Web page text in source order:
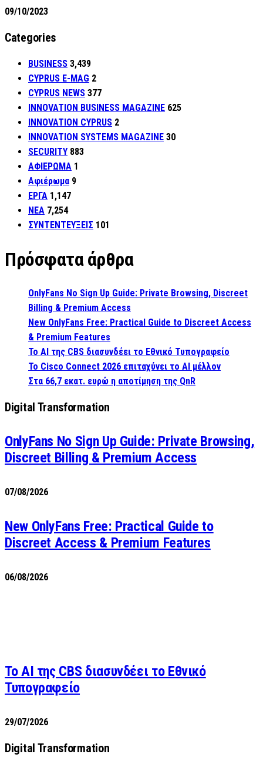
09/10/2023
Categories
BUSINESS 3,439
CYPRUS E-MAG 2
CYPRUS NEWS 377
INNOVATION BUSINESS MAGAZINE 625
INNOVATION CYPRUS 2
INNOVATION SYSTEMS MAGAZINE 30
SECURITY 883
ΑΦΙΕΡΩΜΑ 1
Αφιέρωμα 9
ΕΡΓΑ 1,147
ΝΕΑ 7,254
ΣΥΝΤΕΝΤΕΥΞΕΙΣ 101
Πρόσφατα άρθρα
OnlyFans No Sign Up Guide: Private Browsing, Discreet
Billing & Premium Access
New OnlyFans Free: Practical Guide to Discreet Access
& Premium Features
Το AI της CBS διασυνδέει το Εθνικό Τυπογραφείο
Το Cisco Connect 2026 επιταχύνει το AI μέλλον
Στα 66,7 εκατ. ευρώ η αποτίμηση της QnR
Digital Transformation
OnlyFans No Sign Up Guide: Private Browsing,
Discreet Billing & Premium Access
07/08/2026
New OnlyFans Free: Practical Guide to
Discreet Access & Premium Features
06/08/2026
Το AI της CBS διασυνδέει το Εθνικό
Τυπογραφείο
29/07/2026
Digital Transformation